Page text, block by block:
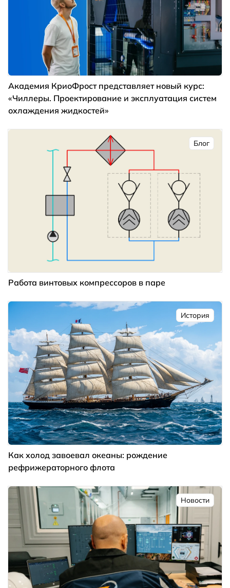
Академия КриоФрост представляет новый курс:
«Чиллеры. Проектирование и эксплуатация систем
охлаждения жидкостей»
Блог
Работа винтовых компрессоров в паре
История
Как холод завоевал океаны: рождение
рефрижераторного флота
Новости